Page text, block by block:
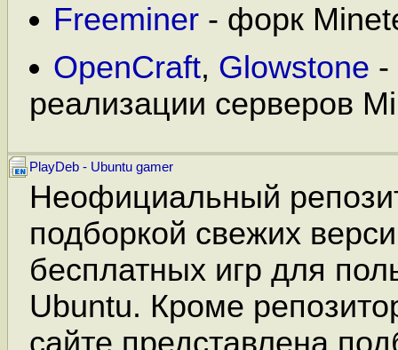
Freeminer- форк
OpenCraft, Glowstone -
реализации серверов
PlayDeb - Ubuntu gamer
Неофициальный
подборкой свежих
бесплатных игр для
Ubuntu. Кроме
сайте представлена